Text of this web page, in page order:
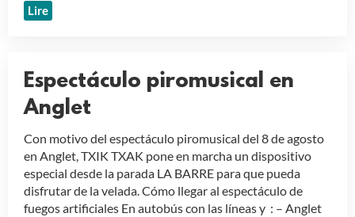
Lire
Espectáculo piromusical en
Anglet
Con motivo del espectáculo piromusical del 8 de agosto
en Anglet, TXIK TXAK pone en marcha un dispositivo
especial desde la parada LA BARRE para que pueda
disfrutar de la velada. Cómo llegar al espectáculo de
fuegos artificiales En autobús con las líneas y : – Anglet